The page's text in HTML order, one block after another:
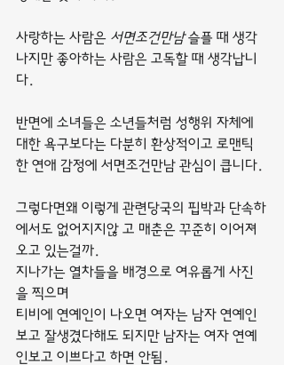
사랑하는 사람은 서면조건만남 슬플 때 생각
나지만 좋아하는 사람은 고독할 때 생각납니
다.
반면에 소녀들은 소년들처럼 성행위 자체에
대한 욕구보다는 다분히 환상적이고 로맨틱
한 연애 감정에 서면조건만남 관심이 큽니다.
그렇다면왜 이렇게 관련당국의 핍박과 단속하
에서도 없어지지않 고 매춘은 꾸준히 이어져
오고 있는걸까.
지나가는 열차들을 배경으로 여유롭게 사진
을 찍으며
티비에 연예인이 나오면 여자는 남자 연예인
보고 잘생겼다해도 되지만 남자는 여자 연예
인보고 이쁘다고 하면 안됨.